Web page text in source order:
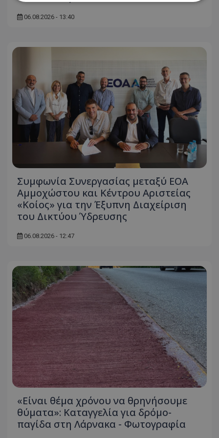
06.08.2026 - 13:40
Συμφωνία Συνεργασίας μεταξύ ΕΟΑ
Αμμοχώστου και Κέντρου Αριστείας
«Κοίος» για την Έξυπνη Διαχείριση
του Δικτύου Ύδρευσης
06.08.2026 - 12:47
«Είναι θέμα χρόνου να θρηνήσουμε
θύματα»: Καταγγελία για δρόμο-
παγίδα στη Λάρνακα - Φωτογραφία
Μη ταξινομημένα
Τα απολύτως απαραίτητα cookies επιτρέπουν
βασικές λειτουργίες του ιστότοπου, όπως τη
σύνδεση χρήστη και τη διαχείριση λογαριασμού.
Ο ιστότοπος δεν μπορεί να χρησιμοποιηθεί σωστά
χωρίς τα απολύτως απαραίτητα cookies.
Ονοματεπώνυμο
Προμηθευτής /Πεδίο
usprivacy
.lifenewscy.tothemaonline.com
VISITOR_PRIVACY_METADATA
YouTube
.youtube.com